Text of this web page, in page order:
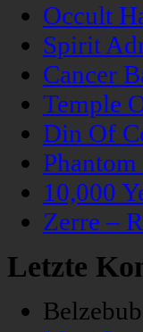
Occult
Spirit
Cancer
Temple
Din Of
10,000
Zerre –
Letzte
Belzebub